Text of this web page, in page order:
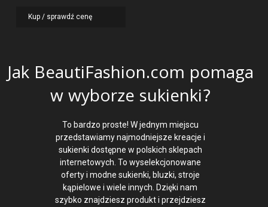
Kup / sprawdź cenę
Jak BeautiFashion.com pomaga
w wyborze sukienki?
To bardzo proste! W jednym miejscu
przedstawiamy najmodniejsze kreacje i
sukienki dostępne w polskich sklepach
internetowych. To wyselekcjonowane
oferty i modne sukienki, bluzki, stroje
kąpielowe i wiele innych. Dzięki nam
szybko znajdziesz produkt i przejdziesz